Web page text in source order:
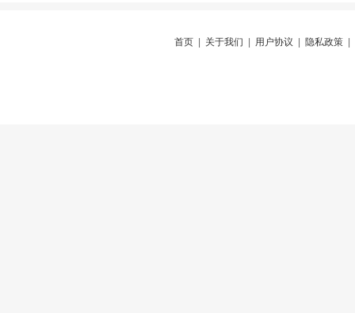
首页 关于我们 用户协议 隐私政策